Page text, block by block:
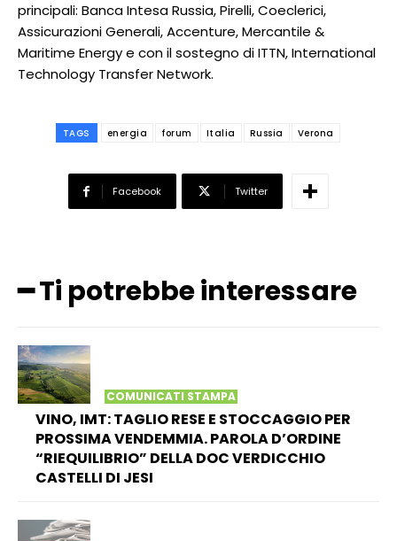
principali: Banca Intesa Russia, Pirelli, Coeclerici,
Assicurazioni Generali, Accenture, Mercantile &
Maritime Energy e con il sostegno di ITTN, International
Technology Transfer Network.
TAGS energia forum Italia Russia Verona
Facebook Twitter
━ Ti potrebbe interessare
COMUNICATI STAMPA
VINO, IMT: TAGLIO RESE E STOCCAGGIO PER
PROSSIMA VENDEMMIA. PAROLA D’ORDINE
“RIEQUILIBRIO” DELLA DOC VERDICCHIO
CASTELLI DI JESI